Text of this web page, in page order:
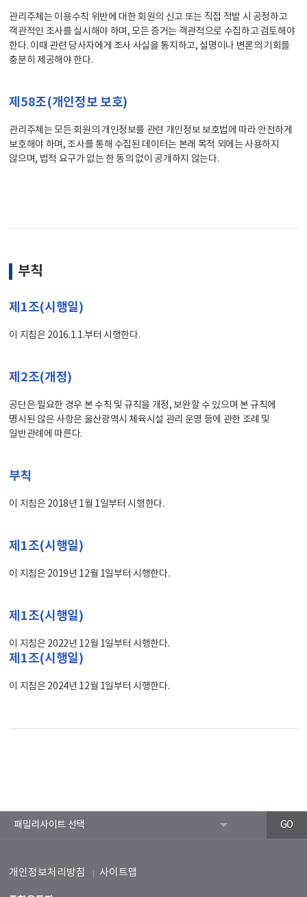
관리주체는 이용수칙 위반에 대한 회원의 신고 또는 직접 적발 시 공정하고
객관적인 조사를 실시해야 하며, 모든 증거는 객관적으로 수집하고 검토해야
한다. 이때 관련 당사자에게 조사 사실을 통지하고, 설명이나 변론의 기회를
충분히 제공해야 한다.
제58조(개인정보 보호)
관리주체는 모든 회원의 개인정보를 관련 개인정보 보호법에 따라 안전하게
보호해야 하며, 조사를 통해 수집된 데이터는 본래 목적 외에는 사용하지
않으며, 법적 요구가 없는 한 동의 없이 공개하지 않는다.
부칙
제1조(시행일)
이 지침은 2016.1.1.부터 시행한다.
제2조(개정)
공단은 필요한 경우 본 수칙 및 규칙을 개정, 보완할 수 있으며 본 규칙에
명시된 않은 사항은 울산광역시 체육시설 관리 운영 등에 관한 조례 및
일반관례에 따른다.
부칙
이 지침은 2018년 1월 1일부터 시행한다.
제1조(시행일)
이 지침은 2019년 12월 1일부터 시행한다.
제1조(시행일)
이 지침은 2022년 12월 1일부터 시행한다.
제1조(시행일)
이 지침은 2024년 12월 1일부터 시행한다.
개인정보처리방침 사이트맵